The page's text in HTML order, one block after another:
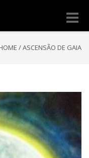
Toggle
/ASCENSÃO DE GAIA